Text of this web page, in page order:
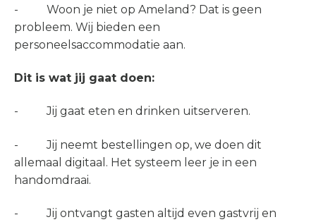
- Woon je niet op Ameland? Dat is geen
probleem. Wij bieden een
personeelsaccommodatie aan.
Dit is wat jij gaat doen:
- Jij gaat eten en drinken uitserveren.
- Jij neemt bestellingen op, we doen dit
allemaal digitaal. Het systeem leer je in een
handomdraai.
- Jij ontvangt gasten altijd even gastvrij en